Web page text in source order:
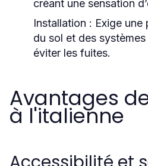
créant une sensation
Installation : Exige une
du sol et des
éviter les fuites.
Avantages
à l'italienne